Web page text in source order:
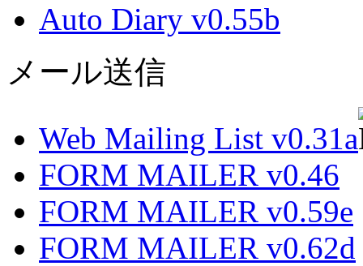
Auto Diary v0.55b
メール送信
Web Mailing List v0.31a
FORM MAILER v0.46
FORM MAILER v0.59e
FORM MAILER v0.62d